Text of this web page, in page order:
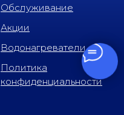
Обслуживание
Акции
Водонагреватели
Политика
конфиденциальности